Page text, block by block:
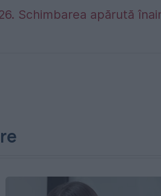
Schimbarea apărută